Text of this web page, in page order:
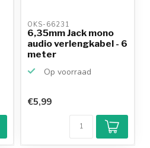
OKS-66231
6,35mm Jack mono
audio verlengkabel - 6
meter
Op voorraad
€5,99